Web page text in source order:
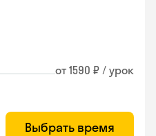
от 1590 ₽ / урок
Выбрать время